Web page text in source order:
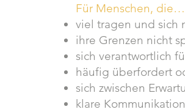
​Für Menschen, die…
viel tragen und sich
ihre Grenzen nicht
sich verantwortlich
häufig überfordert
sich zwischen
klare